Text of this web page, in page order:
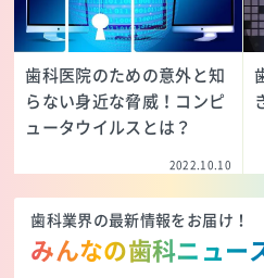
歯科医院のための意外と知
らない身近な脅威！コンピ
ュータウイルスとは？
2022.10.10
歯科業界の最新情報をお届け！
みんなの歯科ニュー